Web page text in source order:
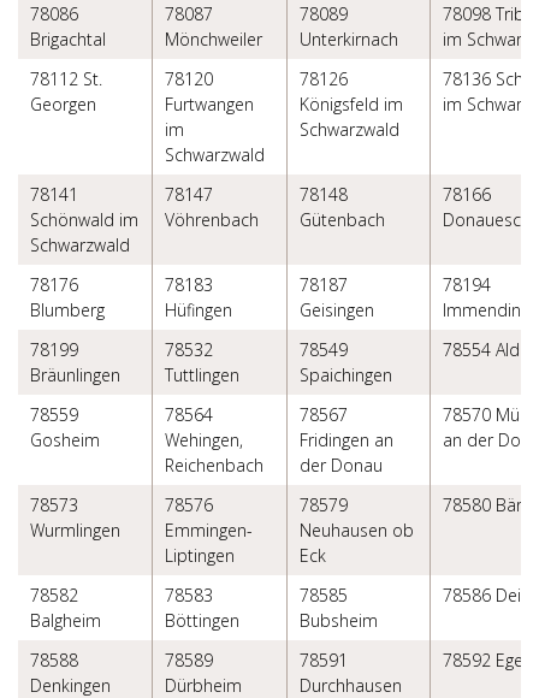
78086
Brigachtal
78087
Mönchweiler
78089
Unterkirnach
78098
im
78112 St.
Georgen
78120
Furtwangen
im
Schwarzwald
78126
Königsfeld im
Schwarzwald
78136
im
78141
Schönwald im
Schwarzwald
78147
Vöhrenbach
78148
Gütenbach
78166
78176
Blumberg
78183
Hüfingen
78187
Geisingen
78194
78199
Bräunlingen
78532
Tuttlingen
78549
Spaichingen
78554
78559
Gosheim
78564
Wehingen,
Reichenbach
78567
Fridingen an
der Donau
78570
an der
78573
Wurmlingen
78576
Emmingen-
Liptingen
78579
Neuhausen ob
Eck
78580
78582
Balgheim
78583
Böttingen
78585
Bubsheim
78586
78588
Denkingen
78589
Dürbheim
78591
Durchhausen
78592